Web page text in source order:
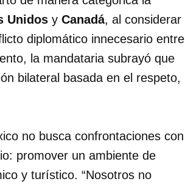
Unidos y Canadá, al considerar
diplomático innecesario entre
la mandataria subrayó que
bilateral basada en el respeto,
no busca confrontaciones con
promover un ambiente de
y turístico. “Nosotros no